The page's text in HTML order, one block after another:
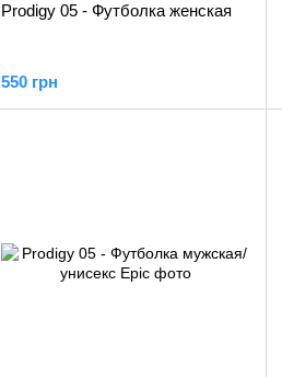
Prodigy 05 - Футболка женская
550 грн